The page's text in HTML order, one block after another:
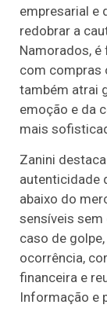
empresarial e
redobrar a
Namorados,
com compras
também atrai
emoção e da
mais
Zanini
autenticidade
abaixo do
sensíveis sem
caso de
ocorrência,
financeira e
Informação e